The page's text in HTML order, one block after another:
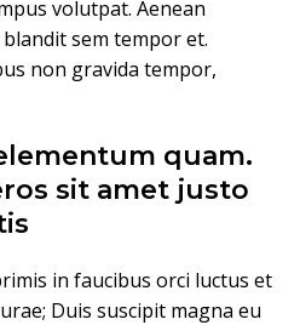
volutpat. Aenean
sem tempor et.
non gravida tempor,
quam.
sit amet justo
in faucibus orci luctus et
Duis suscipit magna eu